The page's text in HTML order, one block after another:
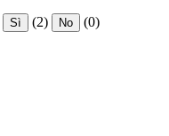
Sì (2) No (0)